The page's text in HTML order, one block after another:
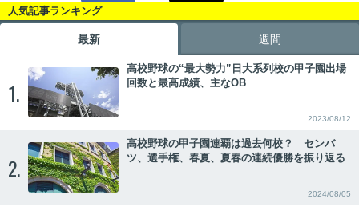
人気記事ランキング
最新 週間
1.
高校野球の“最大勢力”日大系列校の甲子園出場
回数と最高成績、主なOB
2023/08/12
2.
高校野球の甲子園連覇は過去何校？ センバ
ツ、選手権、春夏、夏春の連続優勝を振り返る
2024/08/05